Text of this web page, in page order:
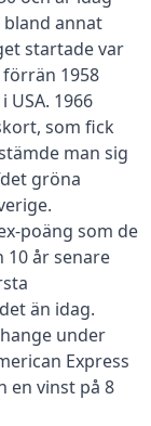
annat
startade var
1958
1966
som fick
man sig
gröna
poäng som de
10 år senare
än idag.
under
Express
en vinst på 8